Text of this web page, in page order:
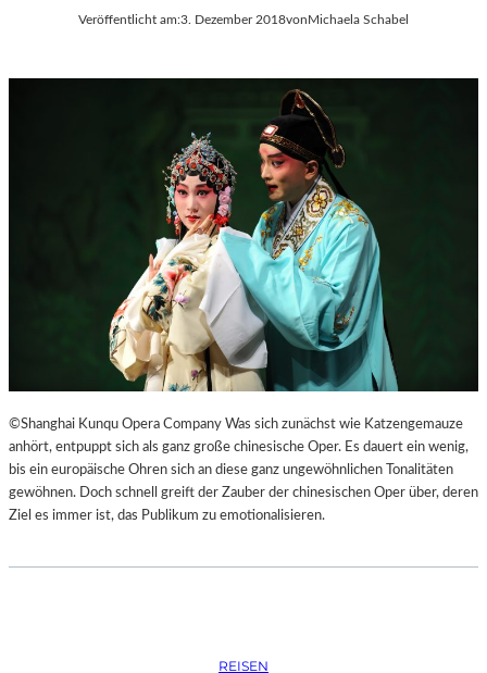
D
S
T
M
U
S
S
O
R
G
S
K
I
S
„
C
H
O
W
A
N
Veröffentlicht am:3. Dezember 2018von Michaela Schabel
©Shanghai Kunqu Opera Company Was sich zunächst wie Katzengemauze
anhört, entpuppt sich als ganz große chinesische Oper. Es dauert ein wenig,
bis ein europäische Ohren sich an diese ganz ungewöhnlichen Tonalitäten
gewöhnen. Doch schnell greift der Zauber der chinesischen Oper über, deren
Ziel es immer ist, das Publikum zu emotionalisieren.
REISEN